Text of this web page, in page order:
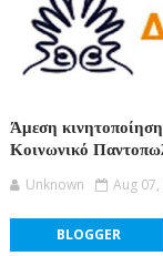
Άμεση
Κοινωνικό
Unknown Aug
BLOGGER